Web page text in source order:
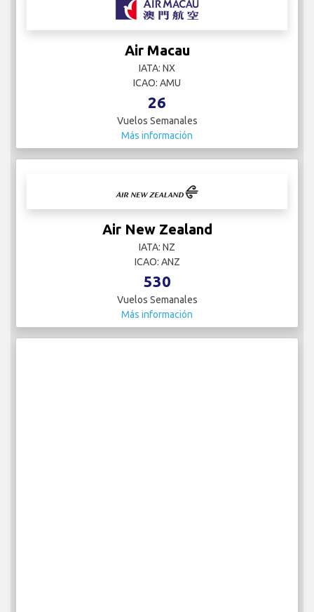
Air Macau
IATA: NX
ICAO: AMU
26
Vuelos Semanales
Más información
Air New Zealand
IATA: NZ
ICAO: ANZ
530
Vuelos Semanales
Más información